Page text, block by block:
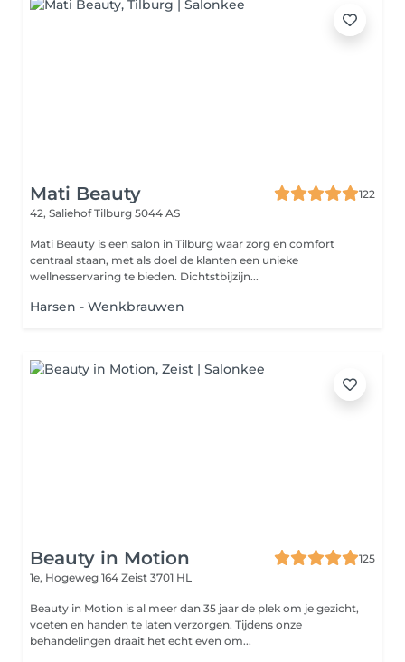
Mati Beauty
122
42, SaliehofTilburg 5044 AS
Mati Beauty is een salon in Tilburg waar zorg en comfort
centraal staan, met als doel de klanten een unieke
wellnesservaring te bieden. Dichtstbijzijn...
Harsen - Wenkbrauwen
Beauty in Motion
125
1e, Hogeweg 164 Zeist 3701 HL
Beauty in Motion is al meer dan 35 jaar de plek om je gezicht,
voeten en handen te laten verzorgen. Tijdens onze
behandelingen draait het echt even om...